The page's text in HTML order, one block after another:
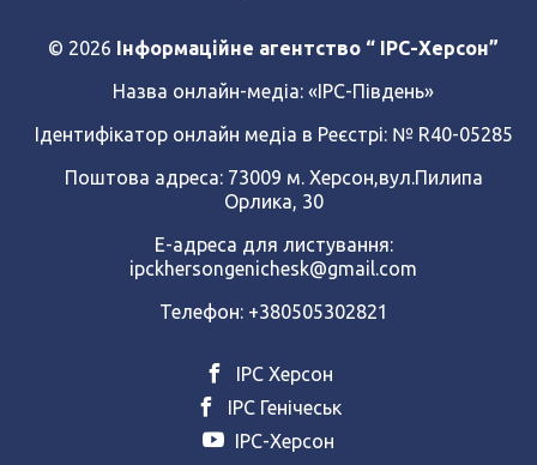
© 2026 Інформаційне агентство “ IPC-Херсон”
Назва онлайн-медіа: «ІРС-Південь»
Ідентифікатор онлайн медіа в Реєстрі: № R40-05285
Поштова адреса: 73009 м. Херсон,вул.Пилипа
Орлика, 30
Е-адреса для листування:
ipckhersongenichesk@gmail.com
Телефон: +380505302821
ІРС Херсон
ІРС Генічеськ
ІРС-Херсон